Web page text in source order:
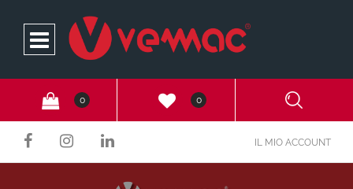
Open
0 0
IL MIO ACCOUNT